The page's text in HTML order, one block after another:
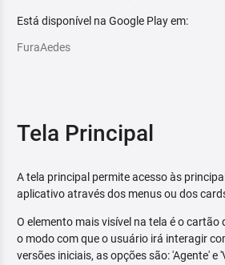
Está disponível na Google Play em:
FuraAedes
Tela Principal
A tela principal permite acesso às
aplicativo através dos menus ou dos
O elemento mais visível na tela é o cartão
o modo com que o usuário irá interagir
versões iniciais, as opções são: 'Agente' e